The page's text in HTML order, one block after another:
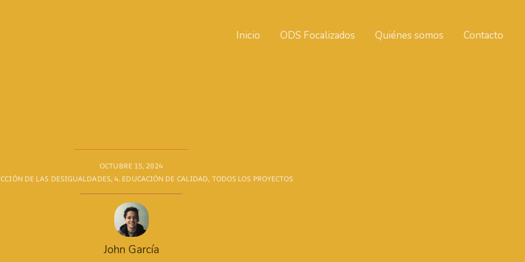
Inicio ODS Focalizados Quiénes somos Contacto
OCTUBRE 15, 2024
DE LAS DESIGUALDADES,4. EDUCACIÓN DE CALIDAD, TODOS LOS PROYECTOS
John García